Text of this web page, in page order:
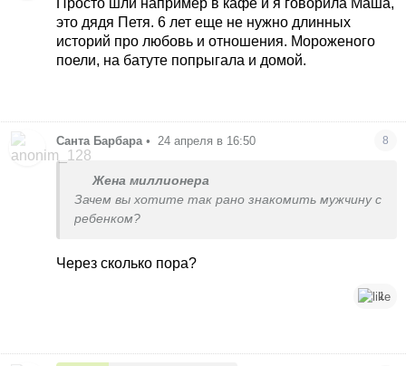
это дядя Петя. 6 лет еще не нужно длинных
историй про любовь и отношения. Мороженого
поели, на батуте попрыгала и домой.
Санта Барбара • 24 апреля в 16:50 8
Жена миллионера
Зачем вы хотите так рано знакомить мужчину с
ребенком?
Через сколько пора?
1